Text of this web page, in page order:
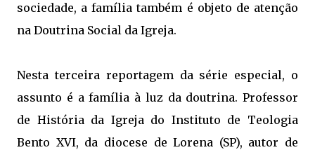
sociedade, a família também é objeto de atenção
na Doutrina Social da Igreja.
Nesta terceira reportagem da série especial, o
assunto é a família à luz da doutrina. Professor
de História da Igreja do Instituto de Teologia
Bento XVI, da diocese de Lorena (SP), autor de